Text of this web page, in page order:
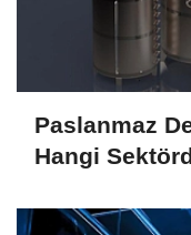
Paslanmaz
Hangi